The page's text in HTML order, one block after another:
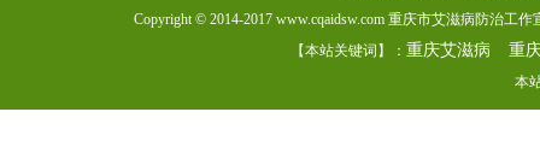
Copyright © 2014-2017 www.cqaidsw.com 重庆市艾滋病防治工
【本站关键词】： 重庆艾滋病 重
本